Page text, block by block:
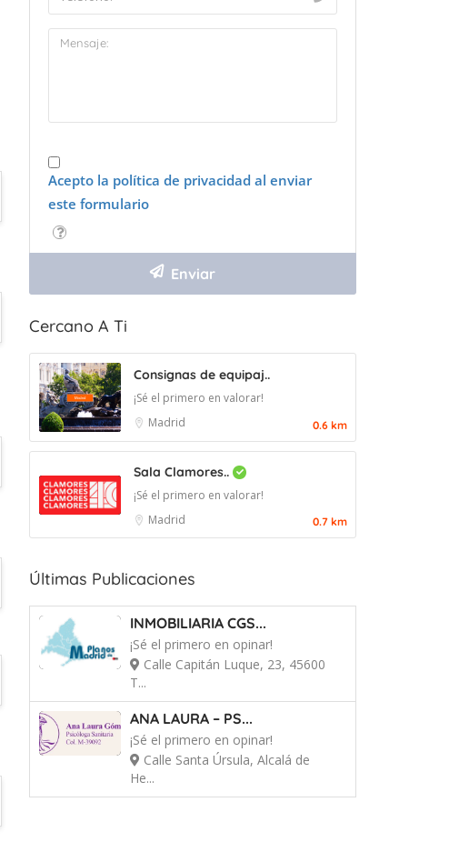
Acepto la política de privacidad al enviar
este formulario
Cercano A Ti
Consignas de equipaj..
¡Sé el primero en valorar!
Madrid
0.6 km
Sala Clamores..
¡Sé el primero en valorar!
Madrid
0.7 km
Últimas Publicaciones
INMOBILIARIA CGS...
¡Sé el primero en opinar!
Calle Capitán Luque, 23, 45600
T...
ANA LAURA – PS...
¡Sé el primero en opinar!
Calle Santa Úrsula, Alcalá de
He...